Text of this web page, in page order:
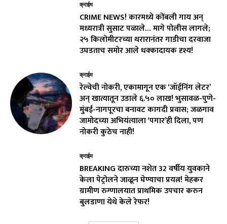
क्राईम
CRIME NEWS! कारमध्ये कोंबली गाय अन्
मध्यरात्री सुसाट पळाले… मागे पोलीस लागले;
२५ किलोमीटरच्या थरारानंतर गाडीचा दरवाजा
उघडताच समोर आले धक्कादायक दृश्य!
क्राईम
रेल्वेची नोकरी, एकामागून एक ‘जॉईनिंग लेटर’
अन् खात्यातून उडाले ₹६.५० लाख! भुसावळ-पुणे-
मुंबई-नागपूरचा बनावट कागदी प्रवास; जळगाव
जामोदच्या अभियंत्याला ‘पगार’ही दिला, पण
नोकरी कुठेच नाही!
क्राईम
BREAKING दारुच्या नशेत 32 वर्षीय युवकाने
केला पेट्रोलने जाळून घेण्याचा प्रयत्न! मेहकर
ग्रामीण रुग्णालयात प्राथमिक उपचार करुन
बुलडाणा येथे केले रेफर!